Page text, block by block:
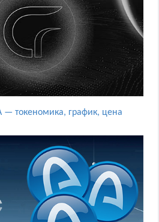
— токеномика, график, цена